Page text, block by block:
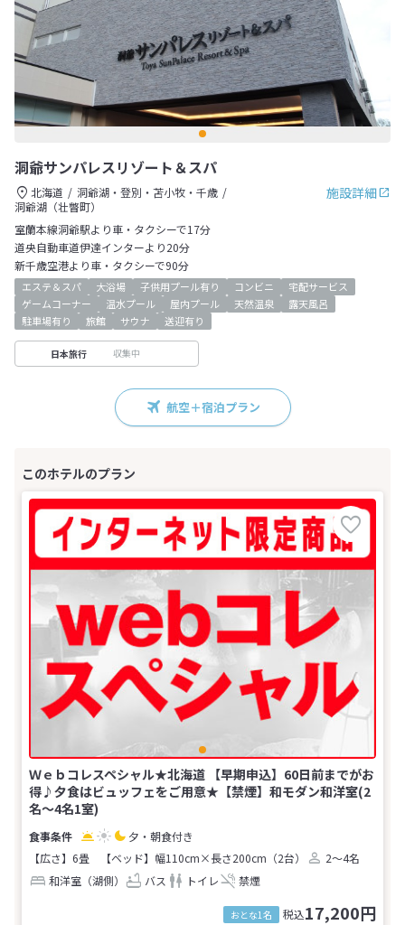
洞爺サンパレスリゾート＆スパ
施設詳細
北海道
洞爺湖・登別・苫小牧・千歳
洞爺湖（壮瞥町）
室蘭本線洞爺駅より車・タクシーで17分
道央自動車道伊達インターより20分
新千歳空港より車・タクシーで90分
エステ＆スパ 大浴場 子供用プール有り コンビニ
宅配サービス
ゲームコーナー
温水プール 屋内プール 天然温泉
露天風呂
駐車場有り
旅館 サウナ 送迎有り
日本旅行 収集中
航空＋宿泊プラン
Ｗｅｂコレスペシャル★北海道 【早期申込】60日前までがお
得♪夕食はビュッフェをご用意★【禁煙】和モダン和洋室(2
名～4名1室)
夕・朝食付き
【広さ】6畳
【ベッド】幅110cm×長さ200cm（2台）
2～4名
和洋室（湖側）
バス トイレ 禁煙
おとな1名 税込17,200円